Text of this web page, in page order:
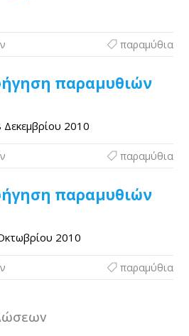
παραμύθια
παραμυθιών
2010
παραμύθια
παραμυθιών
2010
παραμύθια